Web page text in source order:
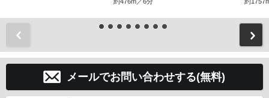
メールでお問い合わせする(無料)